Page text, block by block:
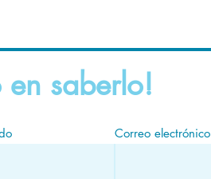
en saberlo!
Correo electrónico